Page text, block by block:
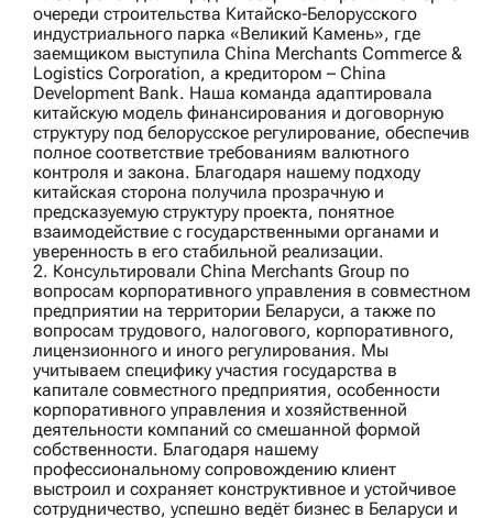
очереди строительства Китайско‑Белорусского
индустриального парка «Великий Камень», где
заемщиком выступила China Merchants Commerce &
Logistics Corporation, а кредитором – China
Development Bank. Наша команда адаптировала
китайскую модель финансирования и договорную
структуру под белорусское регулирование, обеспечив
полное соответствие требованиям валютного
контроля и закона. Благодаря нашему подходу
китайская сторона получила прозрачную и
предсказуемую структуру проекта, понятное
взаимодействие с государственными органами и
уверенность в его стабильной реализации.
2. Консультировали China Merchants Group по
вопросам корпоративного управления в совместном
предприятии на территории Беларуси, а также по
вопросам трудового, налогового, корпоративного,
лицензионного и иного регулирования. Мы
учитываем специфику участия государства в
капитале совместного предприятия, особенности
корпоративного управления и хозяйственной
деятельности компаний со смешанной формой
собственности. Благодаря нашему
профессиональному сопровождению клиент
выстроил и сохраняет конструктивное и устойчивое
сотрудничество, успешно ведёт бизнес в Беларуси и